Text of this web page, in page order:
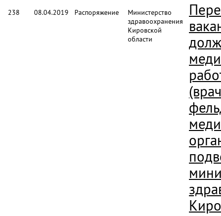
238 08.04.2019 Распоряжение
Министерство
здравоохранения
Кировской
области